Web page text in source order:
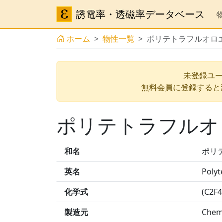
誘電率・透磁率データベース
ホーム 物性一覧 ポリテトラフルオロ
未登録ユ
無料会員に登録する
ポリテトラフル
和名
ポリ
英名
化学式
製造元